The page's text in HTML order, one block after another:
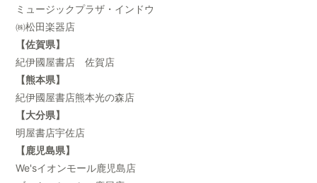
ミュージックプラザ・インドウ
㈱松田楽器店
【佐賀県】
紀伊國屋書店 佐賀店
【熊本県】
紀伊國屋書店熊本光の森店
【大分県】
明屋書店宇佐店
【鹿児島県】
We'sイオンモール鹿児島店